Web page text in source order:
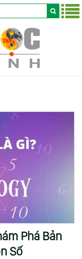
Phá Bản
Số